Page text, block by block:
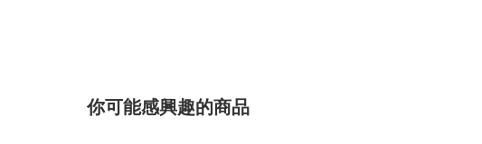
你可能感興趣的商品